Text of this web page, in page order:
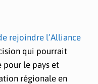
rejoindre l’Alliance
qui pourrait
pour le pays et
régionale en